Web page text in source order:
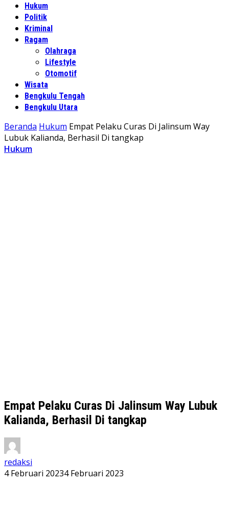
Hukum
Politik
Kriminal
Ragam
Olahraga
Lifestyle
Otomotif
Wisata
Bengkulu Tengah
Bengkulu Utara
Beranda Hukum Empat Pelaku Curas Di Jalinsum Way
Lubuk Kalianda, Berhasil Di tangkap
Hukum
Empat Pelaku Curas Di Jalinsum Way Lubuk
Kalianda, Berhasil Di tangkap
redaksi
4 Februari 20234 Februari 2023